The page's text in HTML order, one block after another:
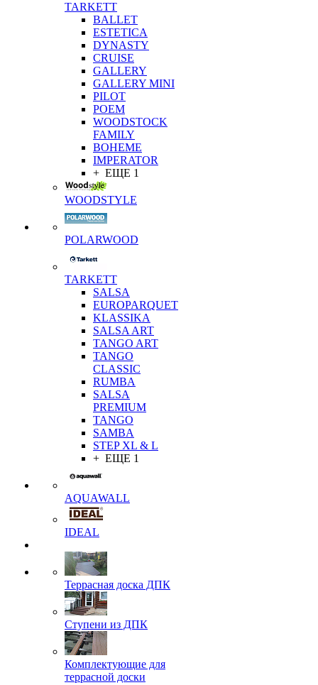
TARKETT
BALLET
ESTETICA
DYNASTY
CRUISE
GALLERY
GALLERY MINI
PILOT
POEM
WOODSTOCK
FAMILY
BOHEME
IMPERATOR
+ ЕЩЕ 1
WOODSTYLE
POLARWOOD
TARKETT
SALSA
EUROPARQUET
KLASSIKA
SALSA ART
TANGO ART
TANGO
CLASSIC
RUMBA
SALSA
PREMIUM
TANGO
SAMBA
STEP XL & L
+ ЕЩЕ 1
AQUAWALL
IDEAL
Террасная доска ДПК
Ступени из ДПК
Комплектующие для
террасной доски